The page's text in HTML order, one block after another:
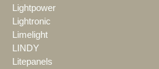
Lightpower
Lightronic
Limelight
LINDY
Litepanels